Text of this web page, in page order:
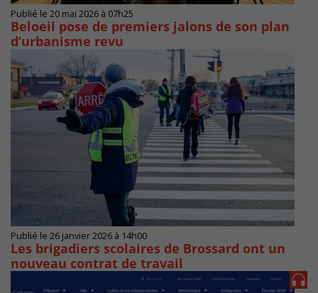
Publié le 20 mai 2026 à 07h25
Beloeil pose de premiers jalons de son plan
d’urbanisme revu
Publié le 26 janvier 2026 à 14h00
Les brigadiers scolaires de Brossard ont un
nouveau contrat de travail